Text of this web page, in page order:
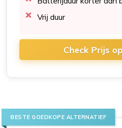
Vrij duur
Check Prijs
BESTE GOEDKOPE ALTERNATIEF